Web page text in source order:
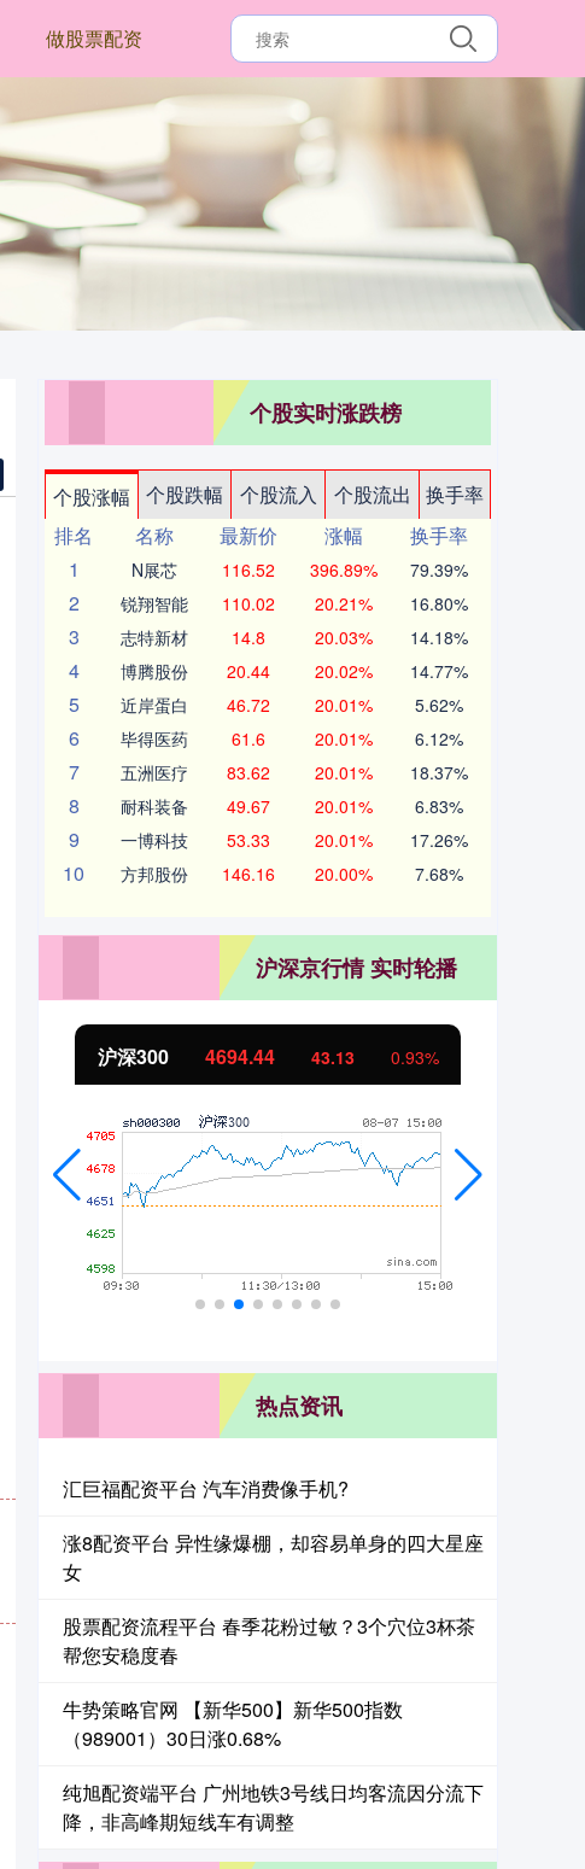
做股票配资
个股实时涨跌榜
个股涨幅 个股跌幅 个股流入 个股流出
换手率
排名
名称 最新价 涨幅
换手率
1
N展芯 116.52 396.89% 79.39%
2 锐翔智能 110.02 20.21% 16.80%
3 志特新材 14.8 20.03% 14.18%
4 博腾股份 20.44 20.02% 14.77%
5 近岸蛋白 46.72 20.01% 5.62%
6 毕得医药 61.6 20.01% 6.12%
7 五洲医疗 83.62 20.01% 18.37%
8 耐科装备 49.67 20.01% 6.83%
9 一博科技 53.33 20.01% 17.26%
10 方邦股份 146.16 20.00% 7.68%
沪深京行情 实时轮播
沪深300 4694.44 43.13 0.93%
热点资讯
汇巨福配资平台 汽车消费像手机?
涨8配资平台 异性缘爆棚，却容易单身的四大星座
女
股票配资流程平台 春季花粉过敏？3个穴位3杯茶
帮您安稳度春
牛势策略官网 【新华500】新华500指数
（989001）30日涨0.68%
纯旭配资端平台 广州地铁3号线日均客流因分流下
降，非高峰期短线车有调整